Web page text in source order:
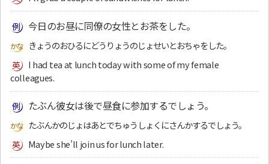
今日のお昼に同僚の女性とお茶をした。
きょうのおひるにどうりょうのじょせいとおちゃをした。
I had tea at lunch today with some of my female
colleagues.
たぶん彼女は後で昼食に参加するでしょう。
たぶんかのじょはあとでちゅうしょくにさんかするでしょう。
Maybe she’ll join us for lunch later.